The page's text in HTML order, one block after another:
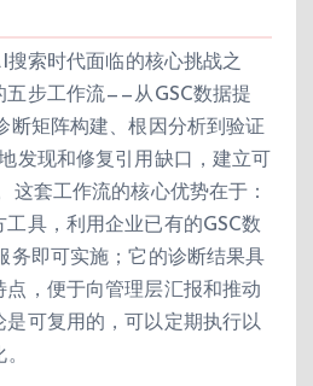
索时代面临的核心挑战之
五步工作流——从GSC数据提
断矩阵构建、根因分析到验证
发现和修复引用缺口，建立可
这套工作流的核心优势在于：
具，利用企业已有的GSC数
务即可实施；它的诊断结果具
，便于向管理层汇报和推动
是可复用的，可以定期执行以